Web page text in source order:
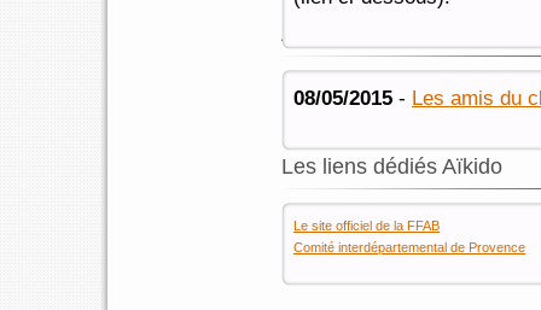
Albums photos
08/05/2015 - Les amis du
Les liens dédiés Aïkido
Le site officiel de la FFAB
Comité interdépartemental de Provence